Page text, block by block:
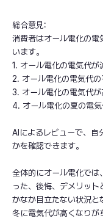
総合意見:
消費者はオール電化の電
います。
1. オール電化の電気代が
2. オール電化の電気代の
3. オール電化の電気代
4. オール電化の夏の電
AIによるレビューで、自
かを確認できます。
全体的にオール電化では
った、後悔、デメリッ
かなか目立たない状況と
冬に電気代が高くなりが